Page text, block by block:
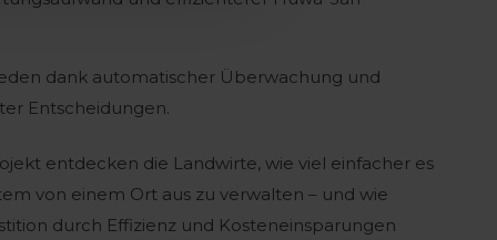
dank automatischer Überwachung und
Entscheidungen.
entdecken die Landwirte, wie viel einfacher es
von einem Ort aus zu verwalten – und wie
durch Effizienz und Kosteneinsparungen